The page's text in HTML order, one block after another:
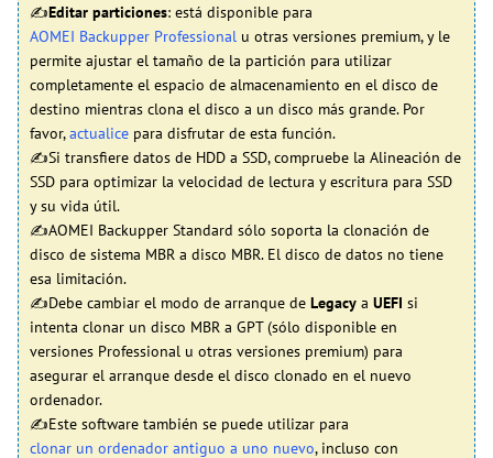
✍Editar particiones: está disponible para
AOMEI Backupper Professional u otras versiones premium, y le
permite ajustar el tamaño de la partición para utilizar
completamente el espacio de almacenamiento en el disco de
destino mientras clona el disco a un disco más grande. Por
favor,actualice para disfrutar de esta función.
✍Si transfiere datos de HDD a SSD, compruebe la Alineación de
SSD para optimizar la velocidad de lectura y escritura para SSD
y su vida útil.
✍AOMEI Backupper Standard sólo soporta la clonación de
disco de sistema MBR a disco MBR. El disco de datos no tiene
esa limitación.
✍Debe cambiar el modo de arranque de Legacy a UEFI si
intenta clonar un disco MBR a GPT (sólo disponible en
versiones Professional u otras versiones premium) para
asegurar el arranque desde el disco clonado en el nuevo
ordenador.
✍Este software también se puede utilizar para
clonar un ordenador antiguo a uno nuevo, incluso con